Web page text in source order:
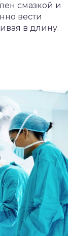
смазкой и
вести
в длину.